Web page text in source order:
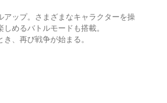
アップ。さまざまなキャラクターを操
めるバトルモードも搭載。
、再び戦争が始まる。